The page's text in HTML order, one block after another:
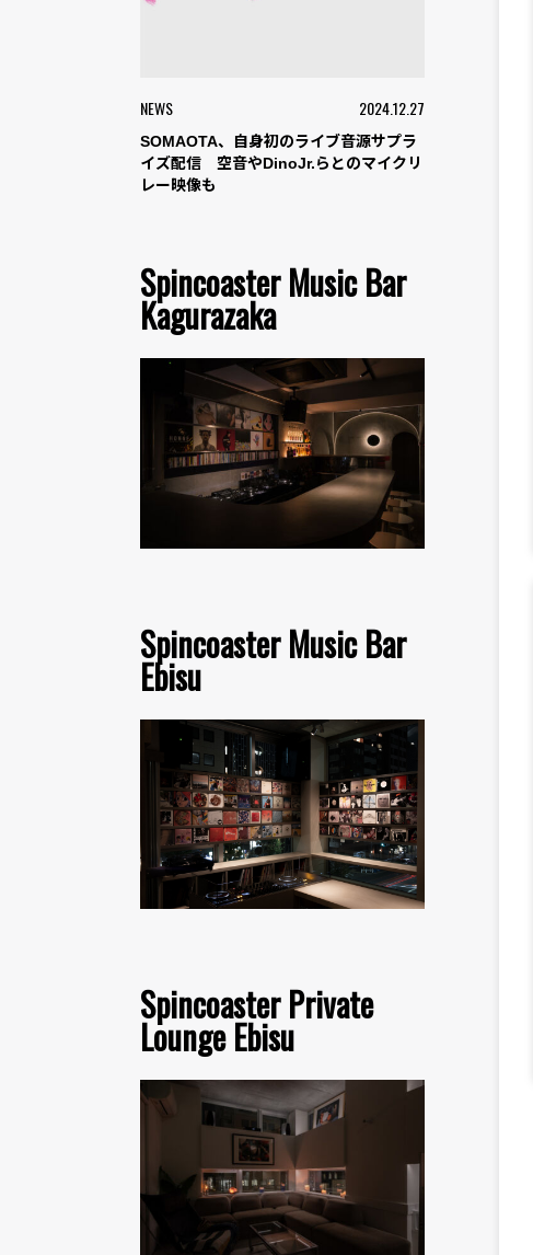
NEWS 2024.12.27
SOMAOTA、自身初のライブ音源サプラ
イズ配信 空音やDinoJr.らとのマイクリ
レー映像も
Spincoaster Music Bar
Kagurazaka
Spincoaster Music Bar
Ebisu
Spincoaster Private
Lounge Ebisu